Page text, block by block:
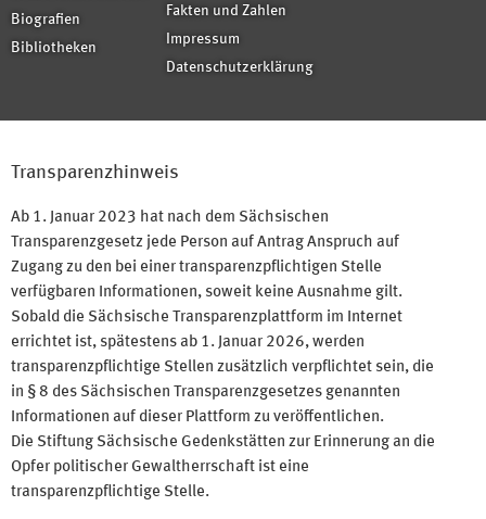
Biografien
Bibliotheken
Fakten und Zahlen
Impressum
Datenschutzerklärung
Transparenzhinweis
Ab 1. Januar 2023 hat nach dem Sächsischen
Transparenzgesetz jede Person auf Antrag Anspruch auf
Zugang zu den bei einer transparenzpflichtigen Stelle
verfügbaren Informationen, soweit keine Ausnahme gilt.
Sobald die Sächsische Transparenzplattform im Internet
errichtet ist, spätestens ab 1. Januar 2026, werden
transparenzpflichtige Stellen zusätzlich verpflichtet sein, die
in § 8 des Sächsischen Transparenzgesetzes genannten
Informationen auf dieser Plattform zu veröffentlichen.
Die Stiftung Sächsische Gedenkstätten zur Erinnerung an die
Opfer politischer Gewaltherrschaft ist eine
transparenzpflichtige Stelle.